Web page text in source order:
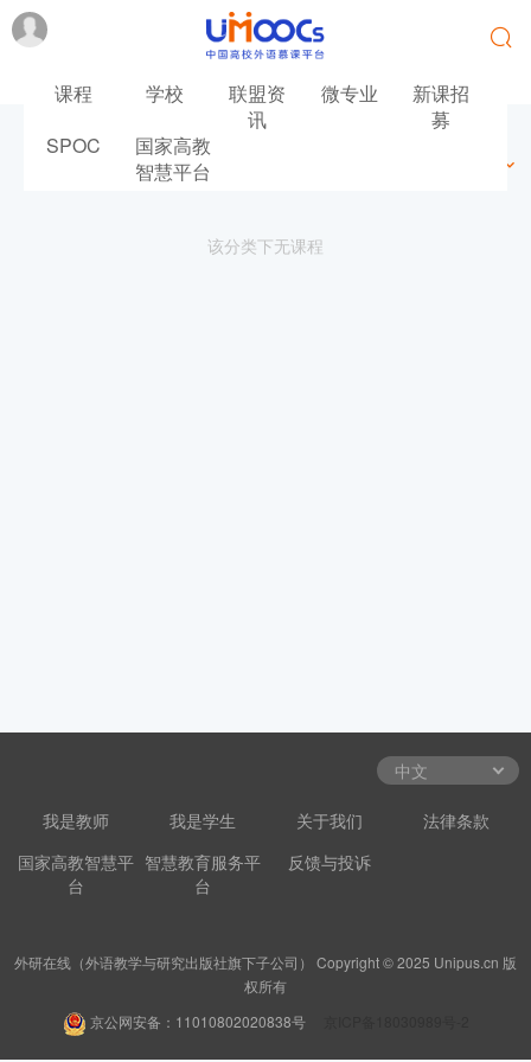
课程 学校
联盟资
讯
微专业
新课招
募
SPOC
国家高教
智慧平台
该分类下无课程
我是教师 我是学生 关于我们
法律条款
国家高教智慧平
台
智慧教育服务平
台
反馈与投诉
外研在线（外语教学与研究出版社旗下子公司） Copyright © 2025 Unipus.cn 版
权所有
京公网安备：11010802020838号